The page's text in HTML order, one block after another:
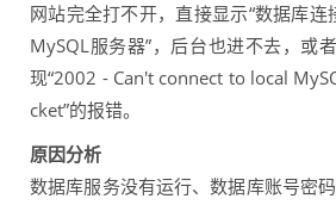
网站完全打不开，直接显示“数据库连
MySQL服务器”，后台也进不去，或
现“2002 - Can't connect to local
cket”的报错。
原因分析
数据库服务没有运行、数据库账号密